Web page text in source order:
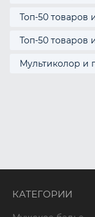
Топ-50 товаров
Топ-50 товаров
Мультиколор и
КАТЕГОРИИ